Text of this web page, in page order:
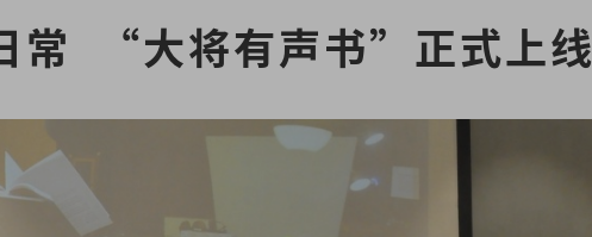
常  “大将有声书”正式上线